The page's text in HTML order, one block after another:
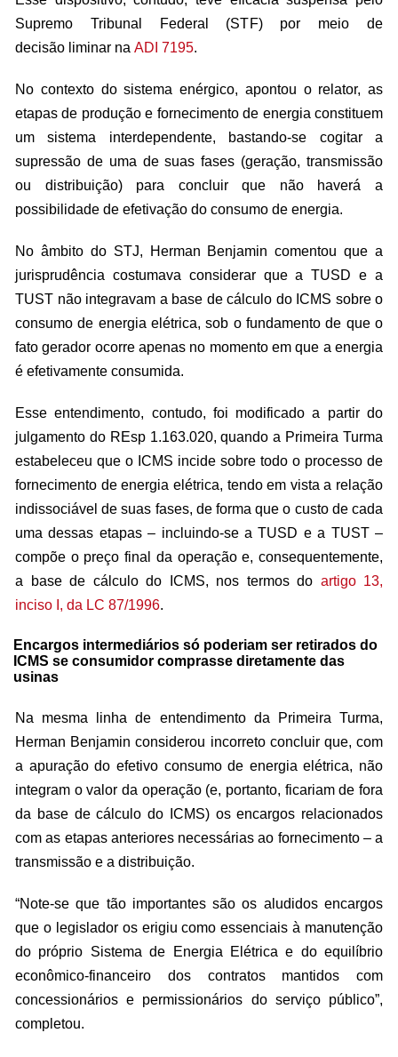
Supremo Tribunal Federal (STF) por meio de
decisão liminar na ADI 7195.
No contexto do sistema enérgico, apontou o relator, as
etapas de produção e fornecimento de energia constituem
um sistema interdependente, bastando-se cogitar a
supressão de uma de suas fases (geração, transmissão
ou distribuição) para concluir que não haverá a
possibilidade de efetivação do consumo de energia.
No âmbito do STJ, Herman Benjamin comentou que a
jurisprudência costumava considerar que a TUSD e a
TUST não integravam a base de cálculo do ICMS sobre o
consumo de energia elétrica, sob o fundamento de que o
fato gerador ocorre apenas no momento em que a energia
é efetivamente consumida.
Esse entendimento, contudo, foi modificado a partir do
julgamento do REsp1.163.020, quando a Primeira Turma
estabeleceu que o ICMS incide sobre todo o processo de
fornecimento de energia elétrica, tendo em vista a relação
indissociável de suas fases, de forma que o custo de cada
uma dessas etapas – incluindo-se a TUSD e a TUST –
compõe o preço final da operação e, consequentemente,
a base de cálculo do ICMS, nos termos do artigo 13,
inciso I, da LC 87/1996.
Encargos intermediários só poderiam ser retirados do
ICMS se consumidor comprasse diretamente das
usinas
Na mesma linha de entendimento da Primeira Turma,
Herman Benjamin considerou incorreto concluir que, com
a apuração do efetivo consumo de energia elétrica, não
integram o valor da operação (e, portanto, ficariam de fora
da base de cálculo do ICMS) os encargos relacionados
com as etapas anteriores necessárias ao fornecimento – a
transmissão e a distribuição.
“Note-se que tão importantes são os aludidos encargos
que o legislador os erigiu como essenciais à manutenção
do próprio Sistema de Energia Elétrica e do equilíbrio
econômico-financeiro dos contratos mantidos com
concessionários e permissionários do serviço público”,
completou.